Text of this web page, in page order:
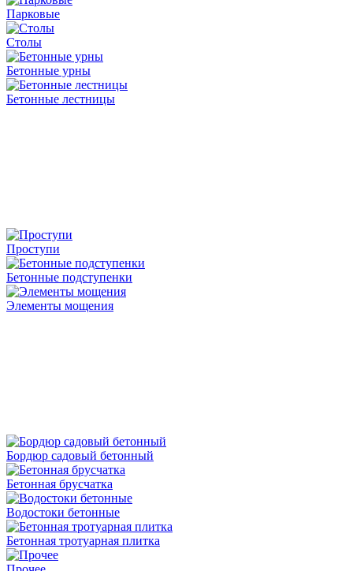
Парковые
Столы
Бетонные урны
Бетонные лестницы
Проступи
Бетонные подступенки
Элементы мощения
Бордюр садовый бетонный
Бетонная брусчатка
Водостоки бетонные
Бетонная тротуарная плитка